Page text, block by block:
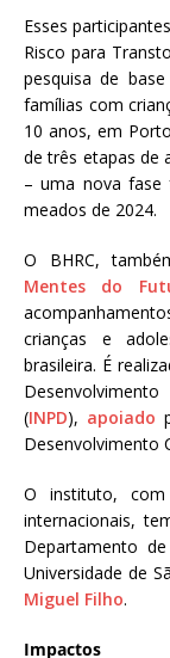
Esses
Risco para
pesquisa de
famílias com
10 anos, em
de três etapas de
– uma nova fase
meados de 2024.
O BHRC,
Mentes do
crianças e
brasileira. É
(INPD), apoiado
Desenvolvimento
O instituto, com
internacionais,
Departamento
Universidade de
Miguel Filho.
Impactos